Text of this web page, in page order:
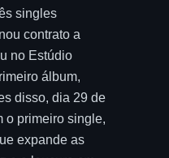
singles
contrato a
no Estúdio
álbum,
disso, dia 29 de
o primeiro single,
expande as